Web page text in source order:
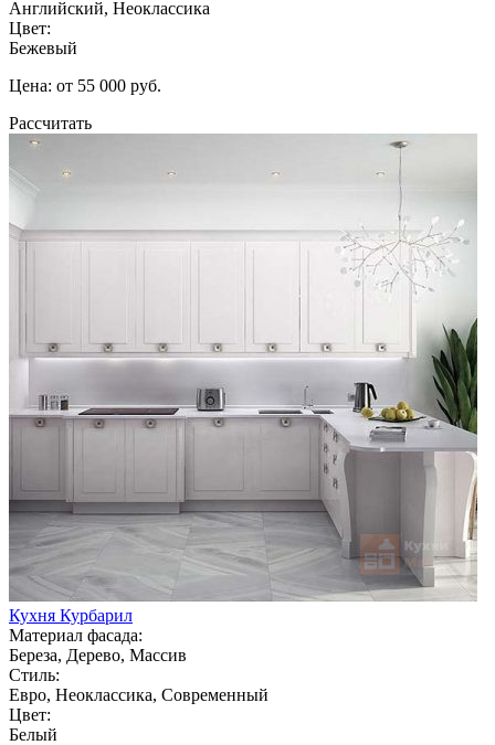
Английский, Неоклассика
Цвет:
Бежевый
Цена: от 55 000 руб.
Рассчитать
Кухня Курбарил
Материал фасада:
Береза, Дерево, Массив
Стиль:
Евро, Неоклассика, Современный
Цвет:
Белый